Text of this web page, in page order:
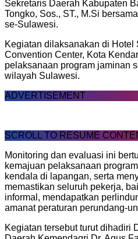
Sekretaris Daerah Kabupaten
Tongko, Sos., ST., M.Si
se-Sulawesi.
Kegiatan dilaksanakan di Hotel
Convention Center, Kota
pelaksanaan program jaminan
wilayah Sulawesi.
ADVERTISEMENT
SCROLL TO RESUME
Monitoring dan evaluasi ini
kemajuan pelaksanaan
kendala di lapangan, serta
memastikan seluruh pekerja,
informal, mendapatkan
amanat peraturan perundang-
Kegiatan tersebut turut dihadiri